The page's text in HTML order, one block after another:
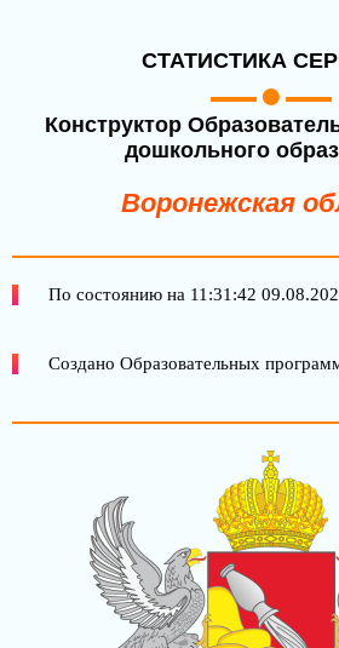
СТАТИСТИКА
Конструктор
дошкольного
Воронежская
По состоянию на 11:31:42
Создано Образовательных